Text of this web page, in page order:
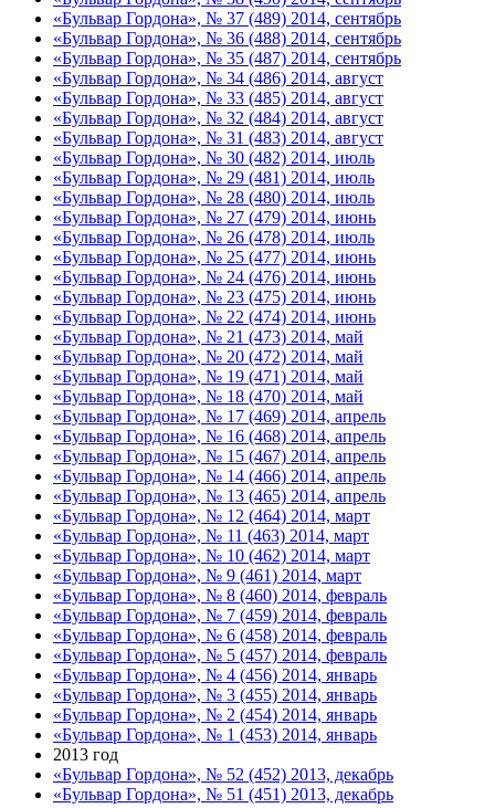
«Бульвар Гордона», № 37 (489) 2014, сентябрь
«Бульвар Гордона», № 36 (488) 2014, сентябрь
«Бульвар Гордона», № 35 (487) 2014, сентябрь
«Бульвар Гордона», № 34 (486) 2014, август
«Бульвар Гордона», № 33 (485) 2014, август
«Бульвар Гордона», № 32 (484) 2014, август
«Бульвар Гордона», № 31 (483) 2014, август
«Бульвар Гордона», № 30 (482) 2014, июль
«Бульвар Гордона», № 29 (481) 2014, июль
«Бульвар Гордона», № 28 (480) 2014, июль
«Бульвар Гордона», № 27 (479) 2014, июнь
«Бульвар Гордона», № 26 (478) 2014, июль
«Бульвар Гордона», № 25 (477) 2014, июнь
«Бульвар Гордона», № 24 (476) 2014, июнь
«Бульвар Гордона», № 23 (475) 2014, июнь
«Бульвар Гордона», № 22 (474) 2014, июнь
«Бульвар Гордона», № 21 (473) 2014, май
«Бульвар Гордона», № 20 (472) 2014, май
«Бульвар Гордона», № 19 (471) 2014, май
«Бульвар Гордона», № 18 (470) 2014, май
«Бульвар Гордона», № 17 (469) 2014, апрель
«Бульвар Гордона», № 16 (468) 2014, апрель
«Бульвар Гордона», № 15 (467) 2014, апрель
«Бульвар Гордона», № 14 (466) 2014, апрель
«Бульвар Гордона», № 13 (465) 2014, апрель
«Бульвар Гордона», № 12 (464) 2014, март
«Бульвар Гордона», № 11 (463) 2014, март
«Бульвар Гордона», № 10 (462) 2014, март
«Бульвар Гордона», № 9 (461) 2014, март
«Бульвар Гордона», № 8 (460) 2014, февраль
«Бульвар Гордона», № 7 (459) 2014, февраль
«Бульвар Гордона», № 6 (458) 2014, февраль
«Бульвар Гордона», № 5 (457) 2014, февраль
«Бульвар Гордона», № 4 (456) 2014, январь
«Бульвар Гордона», № 3 (455) 2014, январь
«Бульвар Гордона», № 2 (454) 2014, январь
«Бульвар Гордона», № 1 (453) 2014, январь
2013 год
«Бульвар Гордона», № 52 (452) 2013, декабрь
«Бульвар Гордона», № 51 (451) 2013, декабрь